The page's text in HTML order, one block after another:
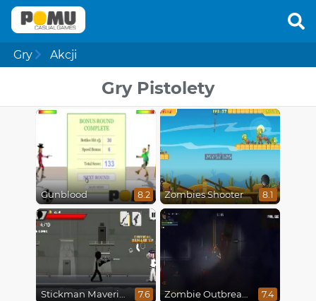
Gry Akcji
Gry Pistolety
Gunblood 8.2 Zombies Shooter 8.1
Stickman Maverick: Bad Boys Killer 7.6 Zombie Outbreak Arena 7.4